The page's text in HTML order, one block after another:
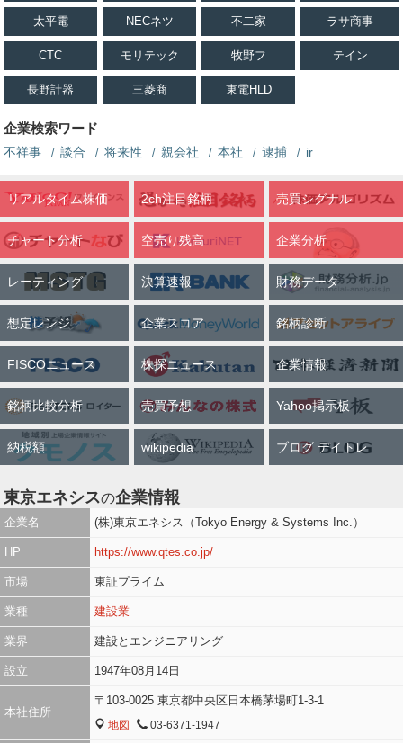
太平電 NECネツ 不二家 ラサ商事
CTC モリテック 牧野フ テイン
長野計器 三菱商 東電HLD
企業検索ワード
不祥事 談合 将来性 親会社 本社 逮捕 ir
リアルタイム株価 2ch注目銘柄 売買シグナル
チャート分析 空売り残高 企業分析
レーティング 決算速報 財務データ
想定レンジ 企業スコア 銘柄診断
FISCOニュース 株探ニュース 企業情報
銘柄比較分析 売買予想 Yahoo掲示板
納税額 wikipedia ブログ デイトレ
東京エネシスの企業情報
企業名 (株)東京エネシス（Tokyo Energy & Systems Inc.）
HP https://www.qtes.co.jp/
市場 東証プライム
業種 建設業
業界 建設とエンジニアリング
設立 1947年08月14日
本社住所
〒103-0025 東京都中央区日本橋茅場町1-3-1
MAP
地図 TEL
03-6371-1947